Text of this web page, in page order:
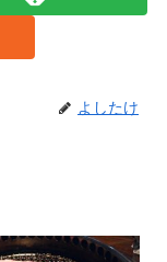
よしたけ